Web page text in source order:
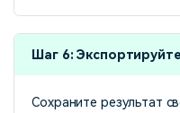
Шаг 6:
Сохраните результат